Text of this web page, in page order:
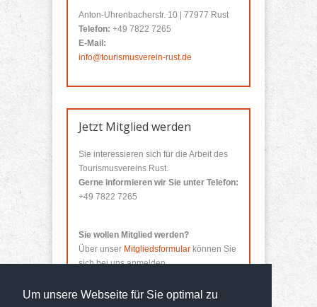
Um unsere Webseite für Sie optimal zu
Anton-Uhrenbacherstr. 10 | 77977 Rust
Telefon: +49 7822 7265
E-Mail:
info@tourismusverein-rust.de
Jetzt Mitglied werden
Sie interessieren sich für die Arbeit des
Tourismusvereins Rust.
Gerne informieren wir Sie unter Telefon:
+49 7822 7265
Sie wollen Mitglied werden?
Über unser Mitgliedsformular können Sie
sich bei uns anmelden.